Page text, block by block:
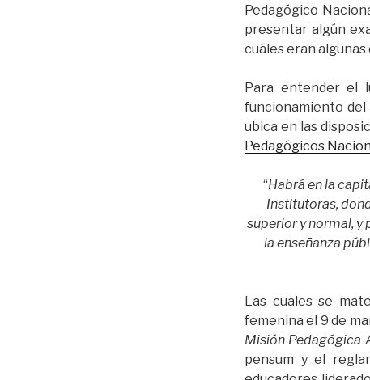
Pedagógico
presentar algún
cuáles eran algunas
Para entender el
funcionamiento del
ubica en las
Pedagógicos
“Habrá en la
Institutoras,
superior y normal, y
la enseñanza
Las cuales se
femenina el 9 de
Misión Pedagógica
pensum y el